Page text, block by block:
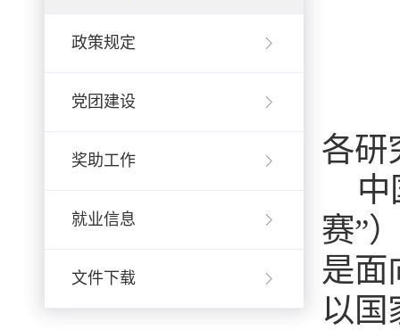
政策规定
党团建设
奖助工作
就业信息
文件下载
各研
中
赛”
是面
以国